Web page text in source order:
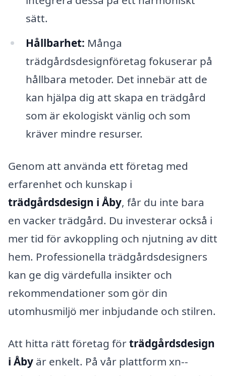
sätt.
Hållbarhet: Många
trädgårdsdesignföretag fokuserar på
hållbara metoder. Det innebär att de
kan hjälpa dig att skapa en trädgård
som är ekologiskt vänlig och som
kräver mindre resurser.
Genom att använda ett företag med
erfarenhet och kunskap i
trädgårdsdesign i Åby, får du inte bara
en vacker trädgård. Du investerar också i
mer tid för avkoppling och njutning av ditt
hem. Professionella trädgårdsdesigners
kan ge dig värdefulla insikter och
rekommendationer som gör din
utomhusmiljö mer inbjudande och stilren.
Att hitta rätt företag förträdgårdsdesign
i Åby är enkelt. På vår plattform xn--